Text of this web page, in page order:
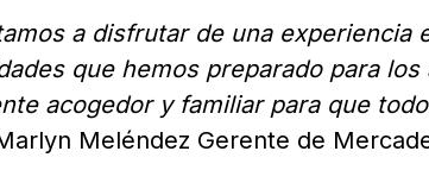
a disfrutar de una
que hemos preparado para
acogedor y familiar para que
Meléndez Gerente de